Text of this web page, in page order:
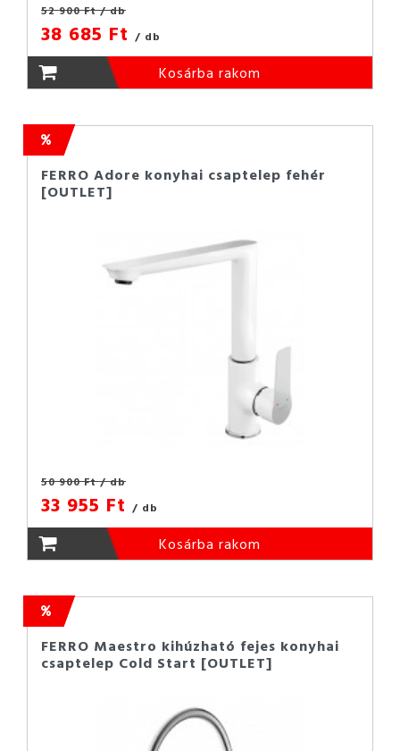
52 900 Ft/ db
38 685 Ft / db
Kosárba rakom
FERRO Adore konyhai csaptelep fehér
[OUTLET]
50 900 Ft/ db
33 955 Ft / db
Kosárba rakom
FERRO Maestro kihúzható fejes konyhai
csaptelep Cold Start [OUTLET]